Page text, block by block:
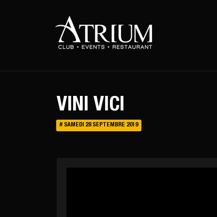
: Uninitialized string offset 0 in
VINI VICI
# SAMEDI 28 SEPTEMBRE 2019